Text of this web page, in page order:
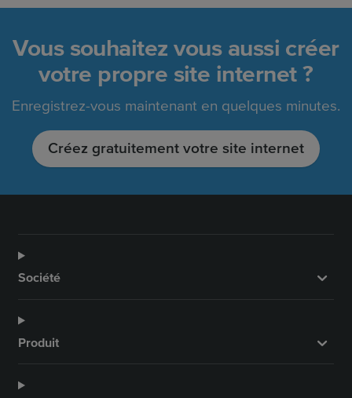
Vous souhaitez vous aussi créer
votre propre site internet ?
Enregistrez-vous maintenant en quelques minutes.
Créez gratuitement votre site internet
Société
Produit